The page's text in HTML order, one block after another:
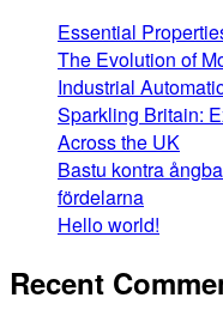
Essential
The Evolution of
Industrial
Sparkling Britain:
Across the UK
Bastu kontra
fördelarna
Hello world!
Recent